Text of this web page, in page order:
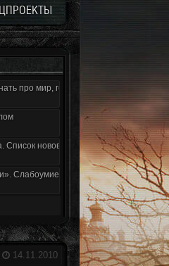
про мир, геймплей и сюжет | Разбор
Список нововведений
Слабоумие и отвага
14.11.2010